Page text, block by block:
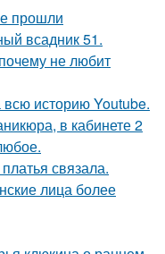
прошли
всадник 51.
не любит
историю Youtube.
в кабинете 2
связала.
лица более